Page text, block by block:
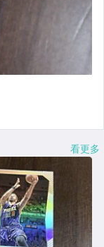
看更多